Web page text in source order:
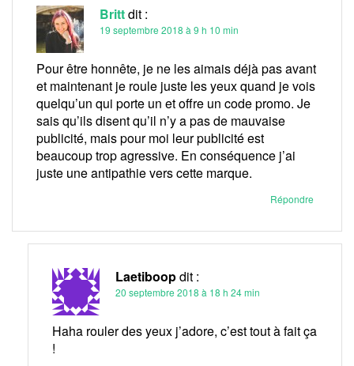
Brittdit :
19 septembre 2018 à 9 h 10 min
Pour être honnête, je ne les aimais déjà pas avant
et maintenant je roule juste les yeux quand je vois
quelqu’un qui porte un et offre un code promo. Je
sais qu’ils disent qu’il n’y a pas de mauvaise
publicité, mais pour moi leur publicité est
beaucoup trop agressive. En conséquence j’ai
juste une antipathie vers cette marque.
Répondre
Laetiboopdit :
20 septembre 2018 à 18 h 24 min
Haha rouler des yeux j’adore, c’est tout à fait ça
!